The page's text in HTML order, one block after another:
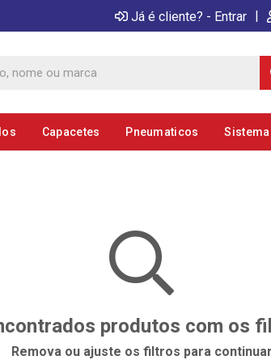
Já é cliente? - Entrar |
Capacetes Pneumaticos
produtos com os
Remova ou ajuste os filtros para continuar